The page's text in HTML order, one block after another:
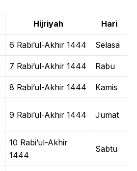
Hijriyah Hari
6 Rabi’ul-Akhir 1444 Selasa
7 Rabi’ul-Akhir 1444 Rabu
8 Rabi’ul-Akhir 1444 Kamis
9 Rabi’ul-Akhir 1444 Jumat
10 Rabi’ul-Akhir
1444
Sabtu